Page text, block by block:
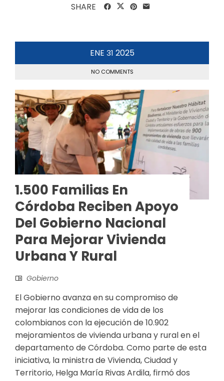
SHARE
ENE 31 2025
NO COMMENTS
1.500 Familias En
Córdoba Reciben Apoyo
Del Gobierno Nacional
Para Mejorar Vivienda
Urbana Y Rural
Gobierno
El Gobierno avanza en su compromiso de
mejorar las condiciones de vida de los
colombianos con la ejecución de 10.902
mejoramientos de vivienda urbana y rural en el
departamento de Córdoba. Como parte de esta
iniciativa, la ministra de Vivienda, Ciudad y
Territorio, Helga María Rivas Ardila, firmó dos